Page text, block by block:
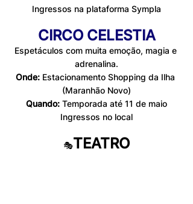
Ingressos na plataforma Sympla
CIRCO CELESTIA
Espetáculos com muita emoção, magia e
adrenalina.
Onde: Estacionamento Shopping da Ilha
(Maranhão Novo)
Quando: Temporada até 11 de maio
Ingressos no local
🎭TEATRO